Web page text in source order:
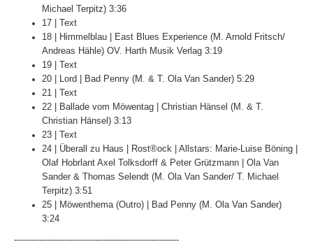
Michael Terpitz) 3:36
17 | Text
18 | Himmelblau | East Blues Experience (M. Arnold Fritsch/
Andreas Hähle) OV. Harth Musik Verlag 3:19
19 | Text
20 | Lord | Bad Penny (M. & T. Ola Van Sander) 5:29
21 | Text
22 | Ballade vom Möwentag | Christian Hänsel (M. & T.
Christian Hänsel) 3:13
23 | Text
24 | Überall zu Haus | Rost®ock | Allstars: Marie-Luise Böning |
Olaf Hobrlant Axel Tolksdorff & Peter Grützmann | Ola Van
Sander & Thomas Selendt (M. Ola Van Sander/ T. Michael
Terpitz) 3:51
25 | Möwenthema (Outro) | Bad Penny (M. Ola Van Sander)
3:24
-----------------------------------------------------------